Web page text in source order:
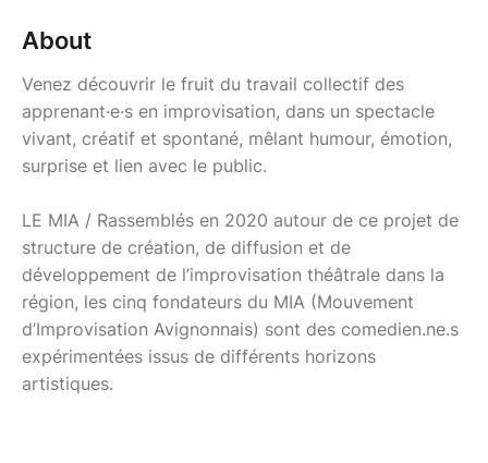
About
Venez découvrir le fruit du travail collectif des
apprenant·e·s en improvisation, dans un spectacle
vivant, créatif et spontané, mêlant humour, émotion,
surprise et lien avec le public.
LE MIA / Rassemblés en 2020 autour de ce projet de
structure de création, de diffusion et de
développement de l’improvisation théâtrale dans la
région, les cinq fondateurs du MIA (Mouvement
d’Improvisation Avignonnais) sont des comedien.ne.s
expérimentées issus de différents horizons
artistiques.